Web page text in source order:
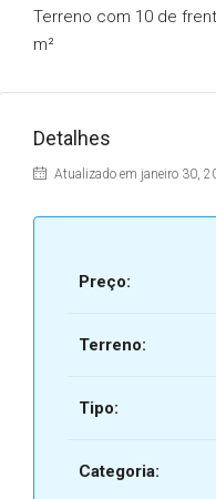
Terreno com 10 de
m²
Detalhes
Atualizado em janeiro 30,
Preço:
Terreno:
Tipo:
Categoria: